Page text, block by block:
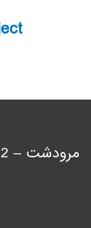
مرودشت – 22 بهمن شمالی